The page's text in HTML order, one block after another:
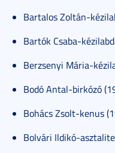
Bartalos Zoltán-
Bartók Csaba-
Berzsenyi Mária-
Bodó Antal-birkózó
Bohács Zsolt-kenus
Bolvári Ildikó-